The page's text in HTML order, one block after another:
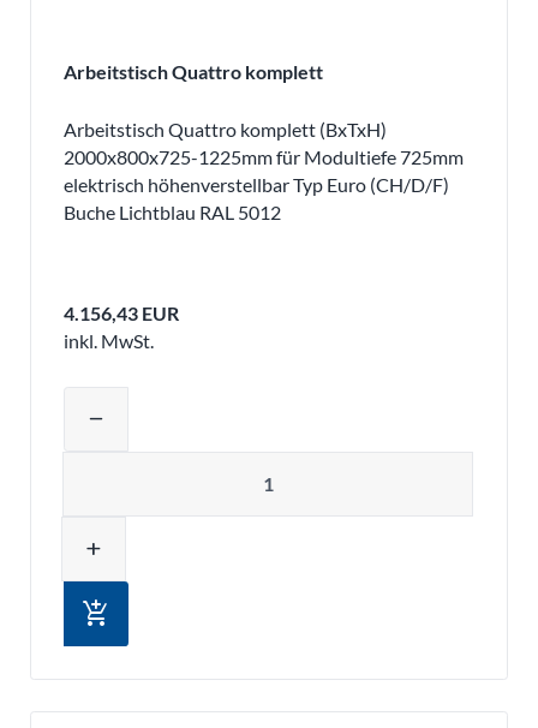
Arbeitstisch Quattro komplett
Arbeitstisch Quattro komplett (BxTxH)
2000x800x725-1225mm für Modultiefe 725mm
elektrisch höhenverstellbar Typ Euro (CH/D/F)
Buche Lichtblau RAL 5012
4.156,43 EUR
inkl. MwSt.
remove
add
add_shopping_cart